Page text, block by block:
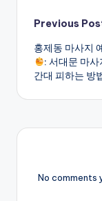
Post
Previous
홍제동 마사지
: 서대문 마사
간대 피하는 방
No comments